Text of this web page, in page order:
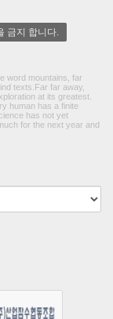
금지 합니다.
word mountains, far
texts.Far far away,
at its greatest.
human has a finite
has not yet
for the next year and